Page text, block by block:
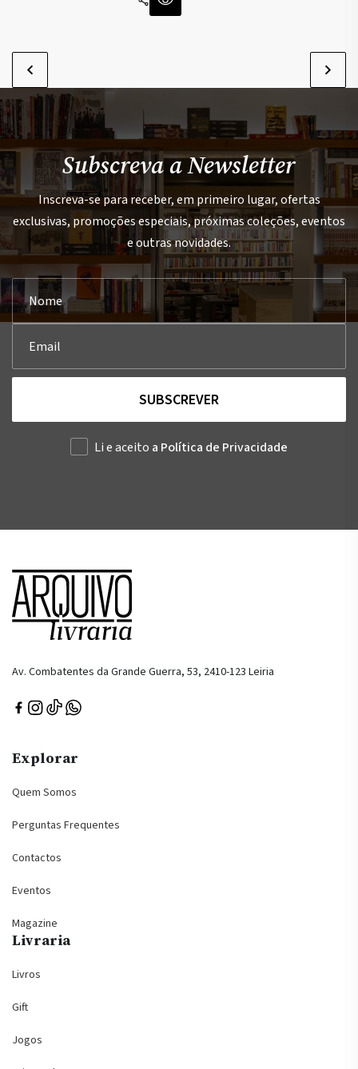
Subscreva a Newsletter
Inscreva-se para receber, em primeiro lugar, ofertas
exclusivas, promoções especiais, próximas coleções, eventos
e outras novidades.
SUBSCREVER
Li e aceito a Política de Privacidade
Av. Combatentes da Grande Guerra, 53, 2410-123 Leiria
Explorar
Quem Somos
Perguntas Frequentes
Contactos
Eventos
Magazine
Livraria
Livros
Gift
Jogos